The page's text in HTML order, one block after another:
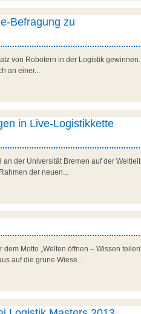
Befragung zu
von Robotern in der Logistik
an einer...
in Live-Logistikkette
der Universität Bremen auf der
der neuen...
Motto „Welten öffnen – Wissen
auf die grüne Wiese...